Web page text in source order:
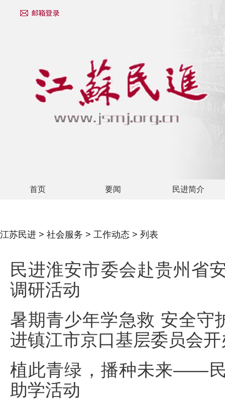
首页 要闻 民进简介
江苏民进 > 社会服务 > 工作动态 > 列表
民进淮安市委会赴贵州省
调研活动
暑期青少年学急救 安全
进镇江市京口基层委员会
植此青绿，播种未来——
助学活动